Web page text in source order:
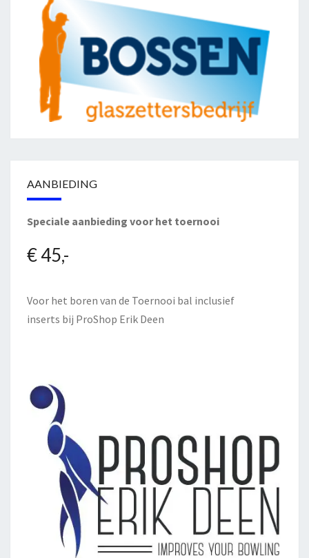
AANBIEDING
Speciale aanbieding voor het toernooi
€ 45,-
Voor het boren van de Toernooi bal inclusief
inserts bij ProShop Erik Deen